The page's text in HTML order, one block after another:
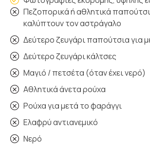
Πεζοπορικά ή αθλητικά
καλύπτουν τον αστράγαλο
Δεύτερο ζευγάρι παπούτσια για
Δεύτερο ζευγάρι κάλτσες
Μαγιό / πετσέτα (όταν έχει νερό)
Αθλητικά άνετα ρούχα
Ρούχα για μετά το φαράγγι
Ελαφρύ αντιανεμικό
Νερό